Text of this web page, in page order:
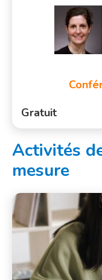
Gratuit
Activités
mesure